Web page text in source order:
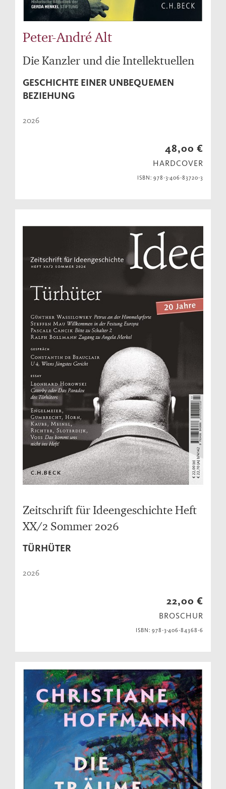
Peter-André Alt
Die Kanzler und die Intellektuellen
GESCHICHTE EINER UNBEQUEMEN
BEZIEHUNG
2026
48,00 €
HARDCOVER
ISBN: 978-3-406-83720-3
Zeitschrift für Ideengeschichte Heft
XX/2 Sommer 2026
TÜRHÜTER
2026
22,00 €
BROSCHUR
ISBN: 978-3-406-84368-6